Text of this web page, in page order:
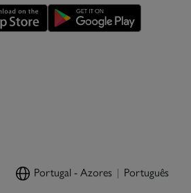
Portugal - Azores Português